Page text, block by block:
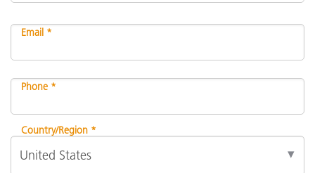
Email *
Phone *
Country/Region *